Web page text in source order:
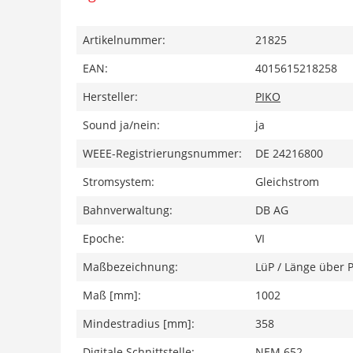
Artikelnummer:
21825
EAN:
4015615218258
Hersteller:
PIKO
Sound ja/nein:
ja
WEEE-Registrierungsnummer:
DE 24216800
Stromsystem:
Gleichstrom
Bahnverwaltung:
DB AG
Epoche:
VI
Maßbezeichnung:
LüP / Länge über
Maß [mm]:
1002
Mindestradius [mm]:
358